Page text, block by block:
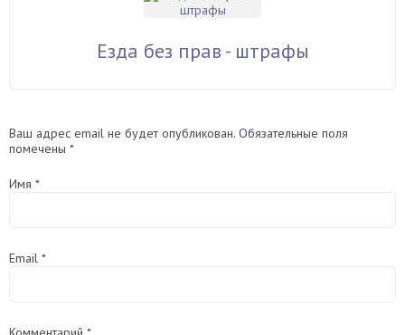
Езда без прав - штрафы
Ваш адрес email не будет опубликован. Обязательные поля
помечены *
Имя *
Email *